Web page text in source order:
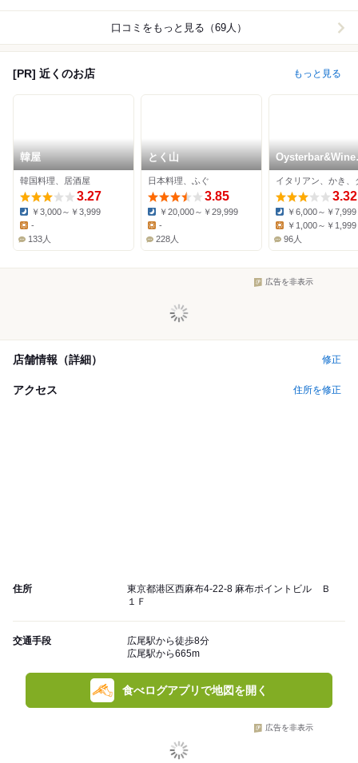
口コミをもっと見る（69人）
[PR] 近くのお店 もっと見る
韓屋
韓国料理、居酒屋
3.27
Dinner:
￥3,000～￥3,999
-
133人
とく山
日本料理、ふぐ
3.85
Dinner:
￥20,000～￥29,999
-
228人
Oysterbar&Wine
BELON 広尾店
3.32
Dinner:
￥6,000～￥7,999
Lunch:
￥1,000～￥1,999
96人
広告を非表示
店舗情報（詳細） 修正
アクセス 住所を修正
住所
東京都港区西麻布4-22-8 麻布ポイントビル Ｂ
１Ｆ
交通手段
広尾駅から徒歩8分
広尾駅から665m
食べログアプリで地図を開く
広告を非表示